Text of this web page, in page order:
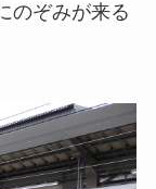
のぞみが来る